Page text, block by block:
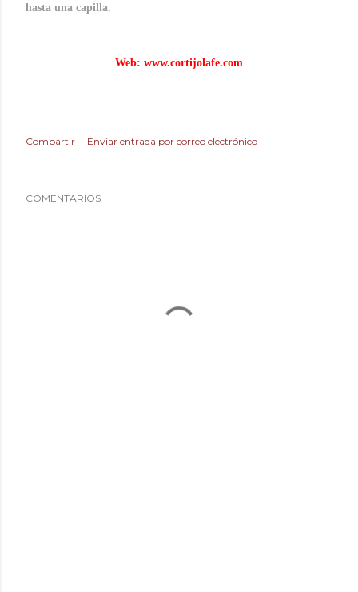
hasta una capilla.
Web: www.cortijolafe.com
Compartir Enviar entrada por correo electrónico
COMENTARIOS